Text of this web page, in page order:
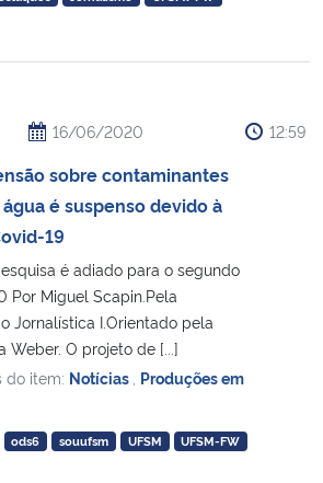
16/06/2020 12:59
sobre contaminantes
é suspenso devido à
19
é adiado para o segundo
Por Miguel Scapin.Pela
Jornalística I.Orientado pela
Weber. O projeto de [...]
do item: Notícias Produções em
ods6 souufsm UFSM
UFSM-FW